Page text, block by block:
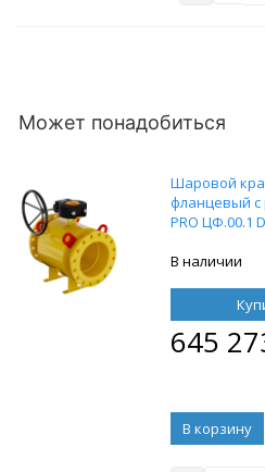
Может понадобиться
Шаровой
фланцевый с
PRO ЦФ.00.1
В наличии
645
В корзину